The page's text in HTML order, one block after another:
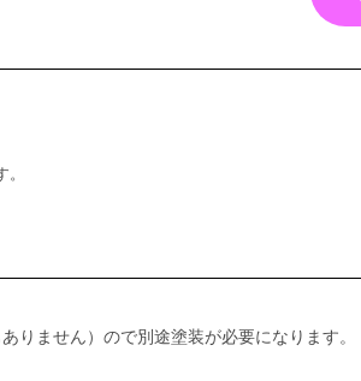
りません）ので別途塗装が必要になります。